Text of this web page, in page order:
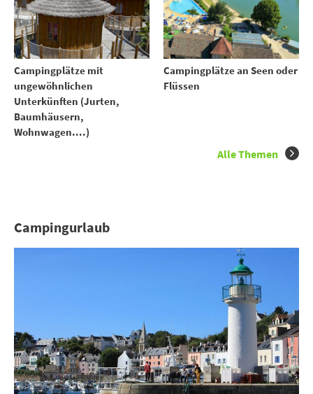
Campingplätze mit
ungewöhnlichen
Unterkünften (Jurten,
Baumhäusern,
Wohnwagen....)
Campingplätze an Seen oder
Flüssen
Alle Themen
Campingurlaub